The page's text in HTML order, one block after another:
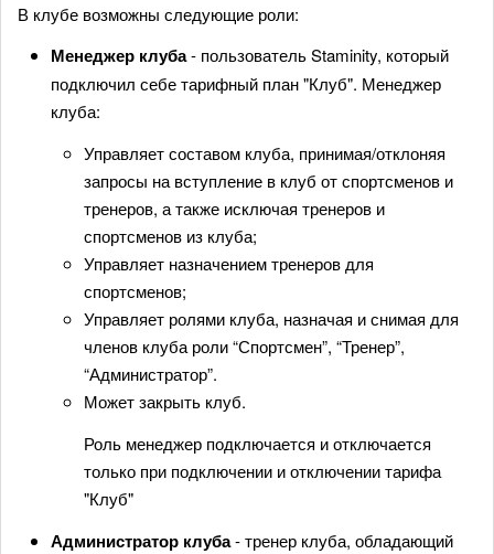
В клубе возможны следующие роли:
Менеджер клуба- пользователь Staminity, который
подключил себе тарифный план "Клуб". Менеджер
клуба:
Управляет составом клуба, принимая/отклоняя
запросы на вступление в клуб от спортсменов и
тренеров, а также исключая тренеров и
спортсменов из клуба;
Управляет назначением тренеров для
спортсменов;
Управляет ролями клуба, назначая и снимая для
членов клуба роли “Спортсмен”, “Тренер”,
“Администратор”.
Может закрыть клуб.
Роль менеджер подключается и отключается
только при подключении и отключении тарифа
"Клуб"
Администратор клуба- тренер клуба, обладающий